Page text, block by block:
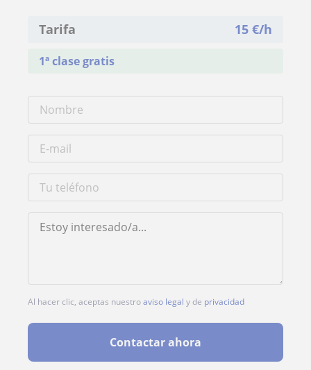
Tarifa 15 €/h
1ª clase gratis
Al hacer clic, aceptas nuestroaviso legal y de privacidad
Contactar ahora